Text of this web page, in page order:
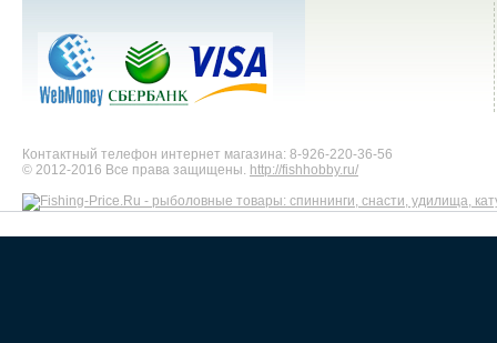
Контактный телефон интернет магазина: 8-926-220-36-56
© 2012-2016 Все права защищены. http://fishhobby.ru/